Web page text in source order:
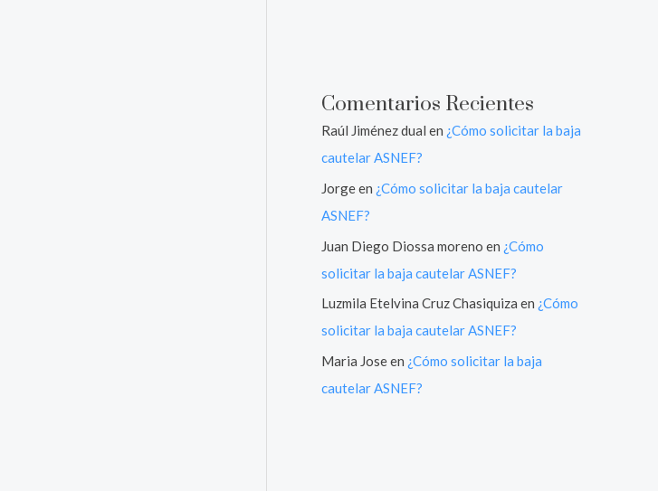
Comentarios Recientes
Raúl Jiménez dual en ¿Cómo solicitar la baja
cautelar ASNEF?
Jorgeen ¿Cómo solicitar la baja cautelar
ASNEF?
Juan Diego Diossa moreno en ¿Cómo
solicitar la baja cautelar ASNEF?
Luzmila Etelvina Cruz Chasiquiza en ¿Cómo
solicitar la baja cautelar ASNEF?
Maria Joseen ¿Cómo solicitar la baja
cautelar ASNEF?